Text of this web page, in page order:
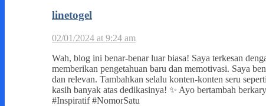
linetogel
02/01/2024 at 9:24 am
Wah, blog ini benar-benar luar biasa! Saya terkesan
memberikan pengetahuan baru dan memotivasi. Saya
dan relevan. Tambahkan selalu konten-konten seru
kasih banyak atas dedikasinya! ✨ Ayo bertambah
#Inspiratif #NomorSatu